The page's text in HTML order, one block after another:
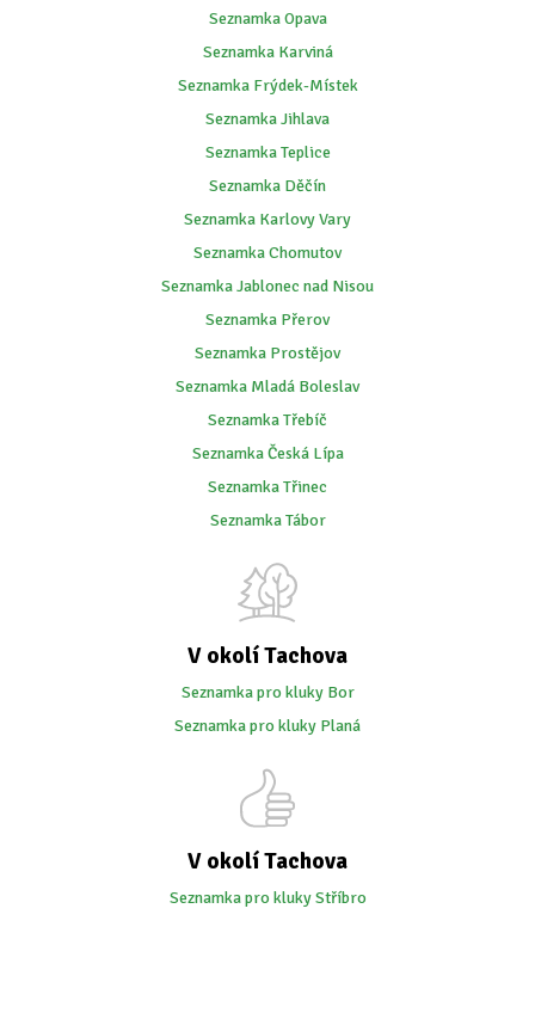
Seznamka Opava
Seznamka Karviná
Seznamka Frýdek-Místek
Seznamka Jihlava
Seznamka Teplice
Seznamka Děčín
Seznamka Karlovy Vary
Seznamka Chomutov
Seznamka Jablonec nad Nisou
Seznamka Přerov
Seznamka Prostějov
Seznamka Mladá Boleslav
Seznamka Třebíč
Seznamka Česká Lípa
Seznamka Třinec
Seznamka Tábor
V okolí Tachova
Seznamka pro kluky Bor
Seznamka pro kluky Planá
V okolí Tachova
Seznamka pro kluky Stříbro